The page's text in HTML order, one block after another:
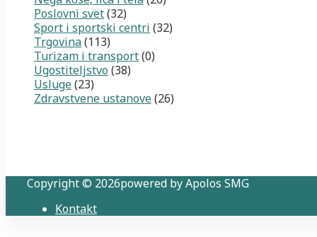
Poslovni svet(32)
Sport i sportski centri (32)
Trgovina(113)
Turizam i transport(0)
Ugostiteljstvo (38)
Usluge(23)
Zdravstvene ustanove(26)
Copyright © 2026powered by Apolos SMG
Kontakt